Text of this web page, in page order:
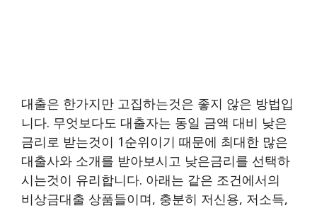
대출은 한가지만 고집하는것은 좋지 않은 방법입
니다. 무엇보다도 대출자는 동일 금액 대비 낮은
금리로 받는것이 1순위이기 때문에 최대한 많은
대출사와 소개를 받아보시고 낮은금리를 선택하
시는것이 유리합니다. 아래는 같은 조건에서의
비상금대출 상품들이며, 충분히 저신용, 저소득,